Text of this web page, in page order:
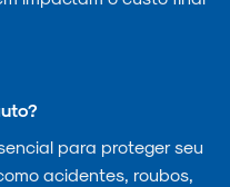
para proteger seu
acidentes, roubos,